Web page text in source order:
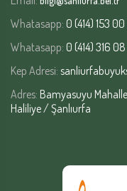
Whatasapp: 0 (414) 153
Whatasapp: 0 (414) 316
Kep Adresi:
Adres: Bamyasuyu
Haliliye / Şanlıurfa